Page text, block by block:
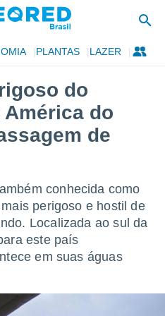
PLANTAS LAZER
do
do
de
conhecida como
perigoso e hostil de
Localizada ao sul da
este país
em suas águas